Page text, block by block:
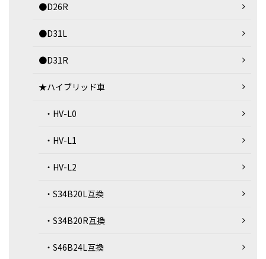
●D26R
●D31L
●D31R
★ハイブリッド車
・HV-L0
・HV-L1
・HV-L2
・S34B20L互換
・S34B20R互換
・S46B24L互換